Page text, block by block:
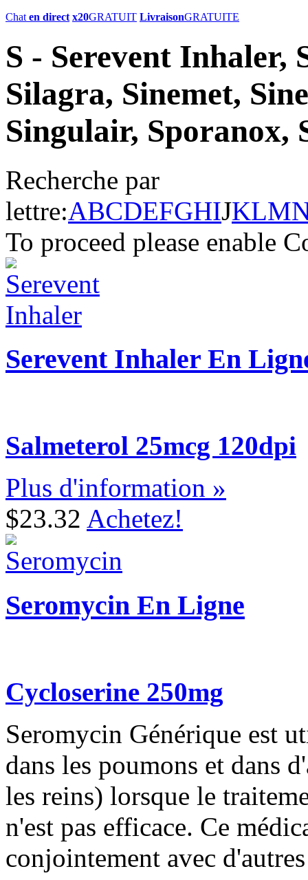
Chat en direct x20GRATUIT LivraisonGRATUITE
S - Serevent Inhaler,
Silagra, Sinemet,
Singulair, Sporanox,
Recherche par
lettre:ABCDEFGHIJKLM
To proceed please enable
Serevent Inhaler En
Salmeterol 25mcg 120dpi
Plus d'information »
$23.32 Achetez!
Seromycin En Ligne
Cycloserine 250mg
Seromycin Générique est
dans les poumons et dans
les reins) lorsque le
n'est pas efficace. Ce
conjointement avec